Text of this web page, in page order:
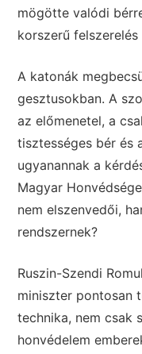
mögötte valódi
korszerű
A katonák
gesztusokban. A
az előmenetel, a
tisztességes bér és
ugyanannak a
Magyar
nem elszenvedői,
rendszernek?
Ruszin-Szendi
miniszter pontosan
technika, nem csak
honvédelem